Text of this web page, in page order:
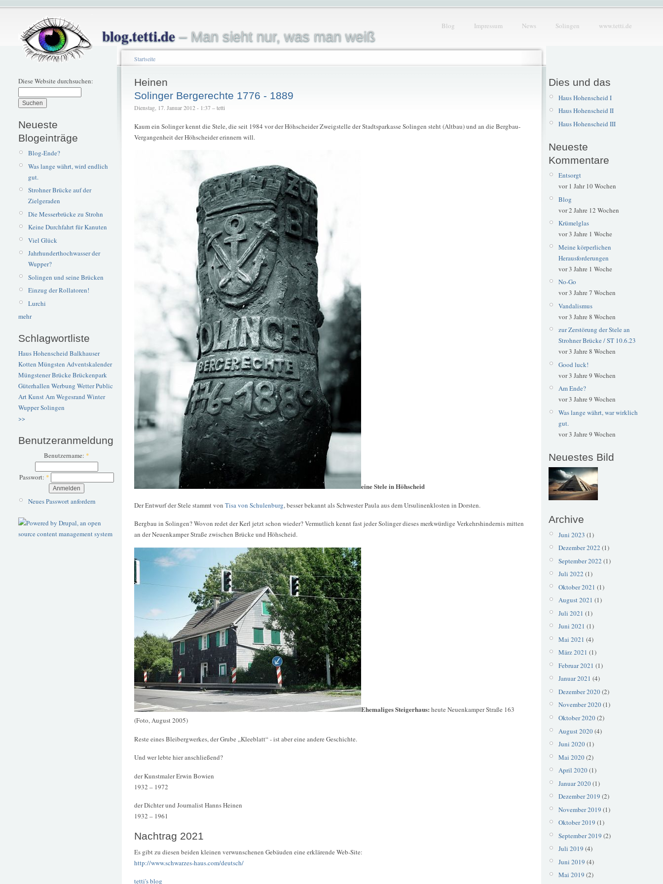
blog.tetti.de– Man sieht nur, was man weiß
Blog Impressum News Solingen www.tetti.de
Diese Website durchsuchen:
Neueste
Blogeinträge
Blog-Ende?
Was lange währt, wird endlich
gut.
Strohner Brücke auf der
Zielgeraden
Die Messerbrücke zu Strohn
Keine Durchfahrt für Kanuten
Viel Glück
Jahrhunderthochwasser der
Wupper?
Solingen und seine Brücken
Einzug der Rollatoren!
Lurchi
mehr
Schlagwortliste
Haus Hohenscheid Balkhauser
Kotten Müngsten Adventskalender
Müngstener BrückeBrückenpark
Güterhallen Werbung WetterPublic
ArtKunstAm Wegesrand Winter
WupperSolingen
>>
Benutzeranmeldung
Benutzername: *
Passwort: *
Neues Passwort anfordern
Startseite
Heinen
Solinger Bergerechte 1776 - 1889
Dienstag, 17. Januar 2012 - 1:37 – tetti
Kaum ein Solinger kennt die Stele, die seit 1984 vor der Höhscheider Zweigstelle der Stadtsparkasse Solingen steht (Altbau) und an die Bergbau-
Vergangenheit der Höhscheider erinnern will.
eine Stele in Höhscheid
Der Entwurf der Stele stammt von Tisa von Schulenburg, besser bekannt als Schwester Paula aus dem Ursulinenklosten in Dorsten.
Bergbau in Solingen? Wovon redet der Kerl jetzt schon wieder? Vermutlich kennt fast jeder Solinger dieses merkwürdige Verkehrshindernis mitten
an der Neuenkamper Straße zwischen Brücke und Höhscheid.
Ehemaliges Steigerhaus: heute Neuenkamper Straße 163
(Foto, August 2005)
Reste eines Bleibergwerkes, der Grube „Kleeblatt“ - ist aber eine andere Geschichte.
Und wer lebte hier anschließend?
der Kunstmaler Erwin Bowien
1932 – 1972
der Dichter und Journalist Hanns Heinen
1932 – 1961
Nachtrag 2021
Es gibt zu diesen beiden kleinen verwunschenen Gebäuden eine erklärende Web-Site:
http://www.schwarzes-haus.com/deutsch/
tetti's blog
Dies und das
Haus Hohenscheid I
Haus Hohenscheid II
Haus Hohenscheid III
Neueste
Kommentare
Entsorgt
vor 1 Jahr 10 Wochen
Blog
vor 2 Jahre 12 Wochen
Krümelglas
vor 3 Jahre 1 Woche
Meine körperlichen
Herausforderungen
vor 3 Jahre 1 Woche
No-Go
vor 3 Jahre 7 Wochen
Vandalismus
vor 3 Jahre 8 Wochen
zur Zerstörung der Stele an
Strohner Brücke / ST 10.6.23
vor 3 Jahre 8 Wochen
Good luck!
vor 3 Jahre 9 Wochen
Am Ende?
vor 3 Jahre 9 Wochen
Was lange währt, war wirklich
gut.
vor 3 Jahre 9 Wochen
Neuestes Bild
Archive
Juni 2023 (1)
Dezember 2022 (1)
September 2022 (1)
Juli 2022 (1)
Oktober 2021 (1)
August 2021 (1)
Juli 2021 (1)
Juni 2021 (1)
Mai 2021 (4)
März 2021 (1)
Februar 2021 (1)
Januar 2021 (4)
Dezember 2020(2)
November 2020(1)
Oktober 2020(2)
August 2020(4)
Juni 2020(1)
Mai 2020(2)
April 2020(1)
Januar 2020(1)
Dezember 2019 (2)
November 2019 (1)
Oktober 2019 (1)
September 2019 (2)
Juli 2019 (4)
Juni 2019 (4)
Mai 2019 (2)